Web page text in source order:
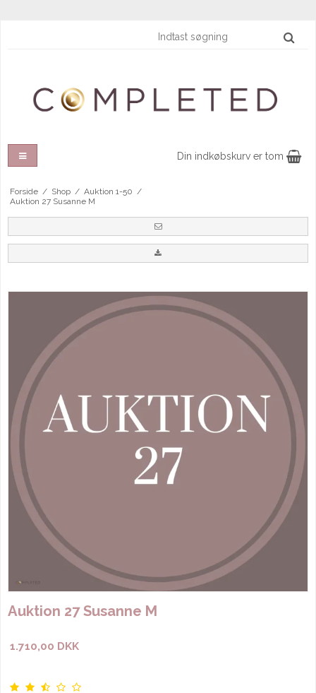
Din indkøbskurv er tom
Forside / Shop / Auktion 1-50 /
Auktion 27 Susanne M
Auktion 27 Susanne M
1.710,00 DKK